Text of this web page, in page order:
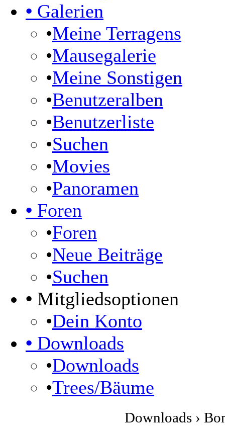
• Galerien
•Meine Terragens
•Mausegalerie
•Meine Sonstigen
•Benutzeralben
•Benutzerliste
•Suchen
•Movies
•Panoramen
• Foren
•Foren
•Neue Beiträge
•Suchen
• Mitgliedsoptionen
•Dein Konto
• Downloads
•Downloads
•Trees/Bäume
Downloads ›